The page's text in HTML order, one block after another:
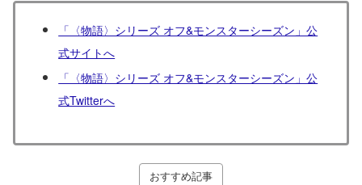
「〈物語〉シリーズ オフ&モンスターシーズン」公
式サイトへ
「〈物語〉シリーズ オフ&モンスターシーズン」公
式Twitterへ
おすすめ記事